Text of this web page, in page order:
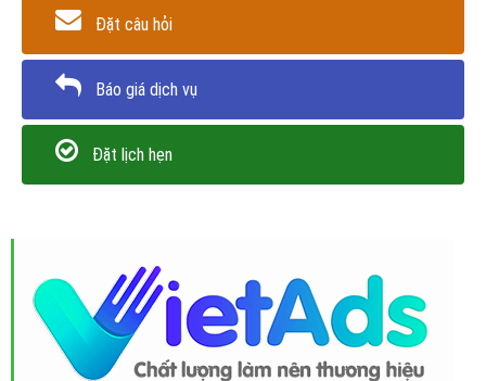
Đặt câu hỏi
Báo giá dịch vụ
Đặt lịch hẹn